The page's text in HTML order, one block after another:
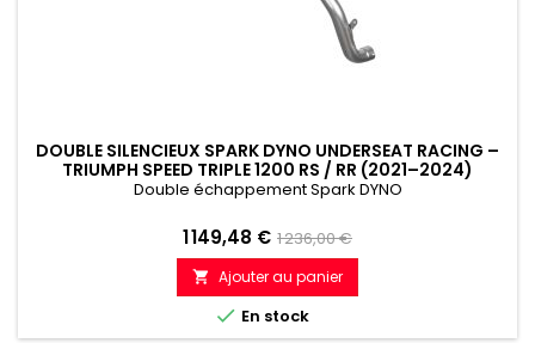
DOUBLE SILENCIEUX SPARK DYNO UNDERSEAT RACING –
TRIUMPH SPEED TRIPLE 1200 RS / RR (2021–2024)
Double échappement Spark DYNO
Prix
1 149,48 € Prix
de
référence
1 236,00 €
 Ajouter au panier
 En stock